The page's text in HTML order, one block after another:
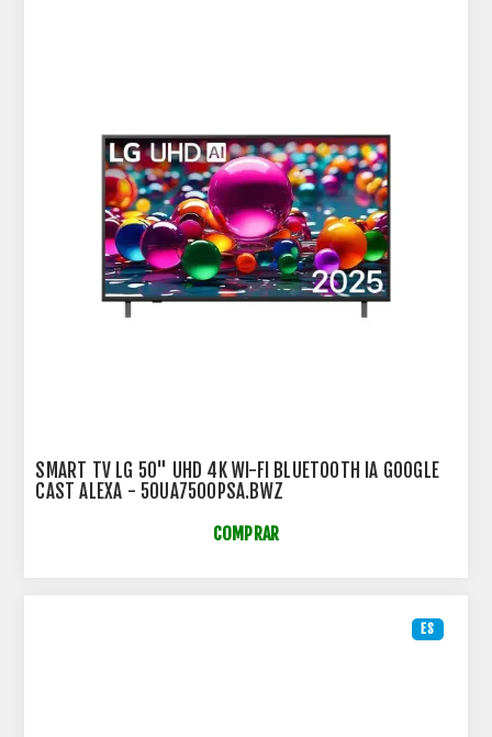
SMART TV LG 50" UHD 4K WI-FI BLUETOOTH IA GOOGLE
CAST ALEXA - 50UA7500PSA.BWZ
COMPRAR
ES